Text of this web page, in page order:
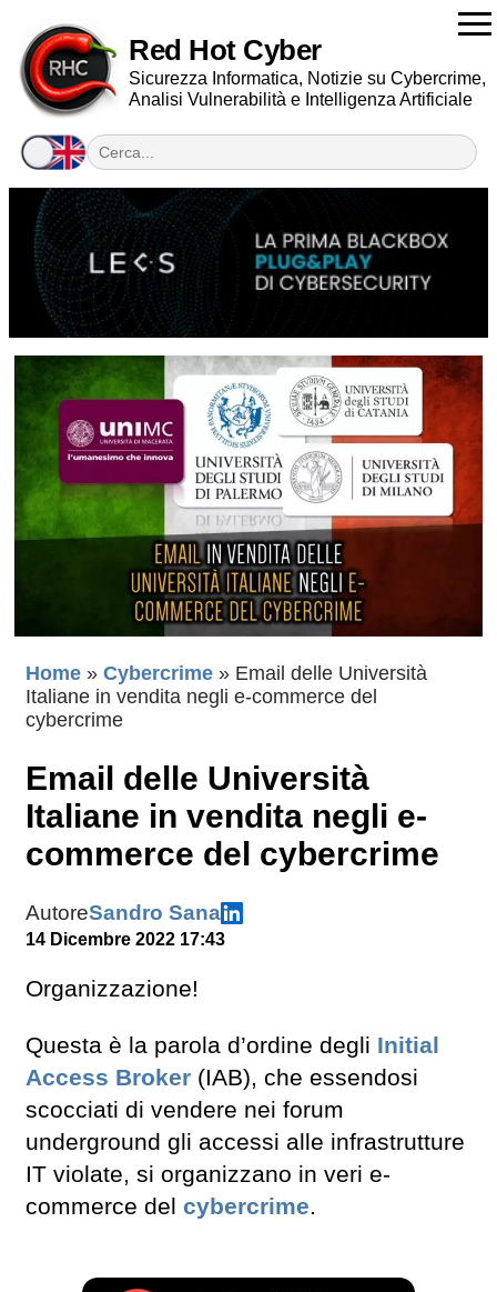
Red Hot Cyber
Sicurezza Informatica, Notizie su Cybercrime,
Analisi Vulnerabilità e Intelligenza Artificiale
Home » Cybercrime » Email delle Università
Italiane in vendita negli e-commerce del
cybercrime
Email delle Università
Italiane in vendita negli e-
commerce del cybercrime
AutoreSandro Sana
14 Dicembre 2022 17:43
Organizzazione!
Questa è la parola d’ordine degli Initial
Access Broker (IAB), che essendosi
scocciati di vendere nei forum
underground gli accessi alle infrastrutture
IT violate, si organizzano in veri e-
commerce del cybercrime.